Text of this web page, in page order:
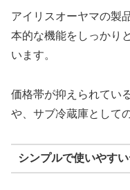
アイリスオーヤマの製
本的な機能をしっかり
います。
価格帯が抑えられてい
や、サブ冷蔵庫として
シンプルで使いやす